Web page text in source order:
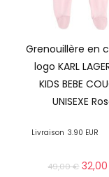
Grenouillère en
logo KARL
KIDS BEBE
UNISEXE
Livraison 3.90 EUR
49,00€